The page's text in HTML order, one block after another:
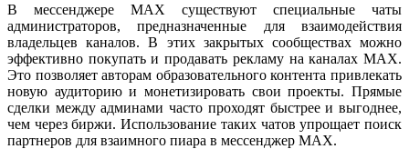
В мессенджере MAX существуют специальные чаты
администраторов, предназначенные для взаимодействия
владельцев каналов. В этих закрытых сообществах можно
эффективно покупать и продавать рекламу на каналах MAX.
Это позволяет авторам образовательного контента привлекать
новую аудиторию и монетизировать свои проекты. Прямые
сделки между админами часто проходят быстрее и выгоднее,
чем через биржи. Использование таких чатов упрощает поиск
партнеров для взаимного пиара в мессенджер MAX.